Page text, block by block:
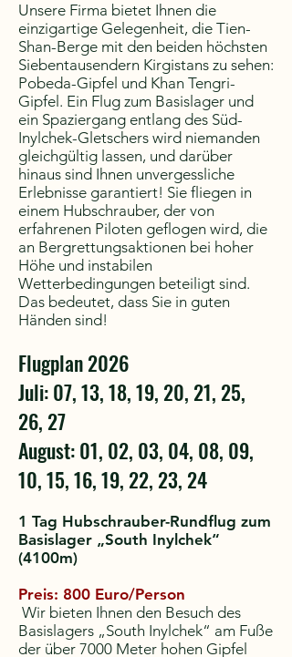
Unsere Firma bietet Ihnen die
einzigartige Gelegenheit, die Tien-
Shan-Berge mit den beiden höchsten
Siebentausendern Kirgistans zu sehen:
Pobeda-Gipfel und Khan Tengri-
Gipfel. Ein Flug zum Basislager und
ein Spaziergang entlang des Süd-
Inylchek-Gletschers wird niemanden
gleichgültig lassen, und darüber
hinaus sind Ihnen unvergessliche
Erlebnisse garantiert! Sie fliegen in
einem Hubschrauber, der von
erfahrenen Piloten geflogen wird, die
an Bergrettungsaktionen bei hoher
Höhe und instabilen
Wetterbedingungen beteiligt sind.
Das bedeutet, dass Sie in guten
Händen sind!
Flugplan 2026
Juli: 07, 13, 18, 19, 20, 21, 25,
26, 27
August: 01, 02, 03, 04, 08, 09,
10, 15, 16, 19, 22, 23, 24
1 Tag Hubschrauber-Rundflug zum
Basislager „South Inylchek“
(4100m)
Preis: 800 Euro/Person
Wir bieten Ihnen den Besuch des
Basislagers „South Inylchek“ am Fuße
der über 7000 Meter hohen Gipfel